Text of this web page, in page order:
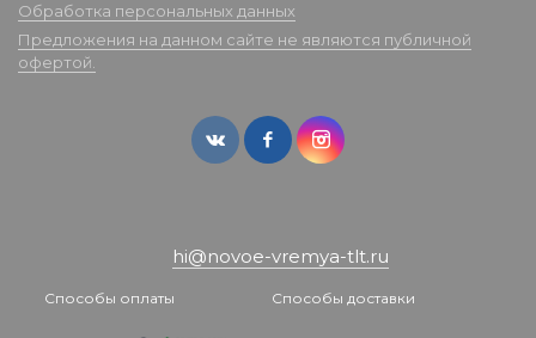
Обработка персональных данных
Предложения на данном сайте не являются публичной
офертой.
hi@novoe-vremya-tlt.ru
Способы оплаты Способы доставки